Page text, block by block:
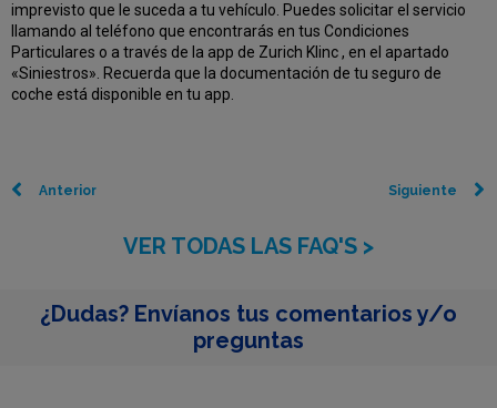
imprevisto que le suceda a tu vehículo. Puedes solicitar el servicio
llamando al teléfono que encontrarás en tus Condiciones
Particulares o a través de la app de Zurich Klinc , en el apartado
«Siniestros». Recuerda que la documentación de tu seguro de
coche está disponible en tu app.
Anterior Siguiente
VER TODAS LAS FAQ'S >
¿Dudas? Envíanos tus comentarios y/o
preguntas